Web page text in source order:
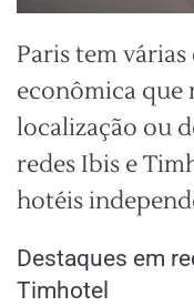
Paris tem
econômica que
localização ou
redes Ibis e
hotéis
Destaques em
Timhotel